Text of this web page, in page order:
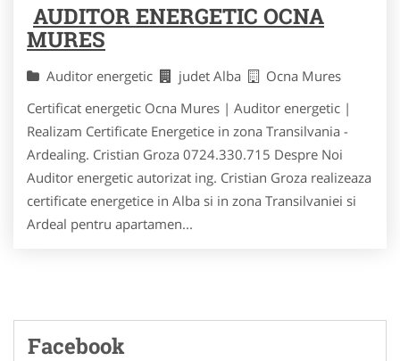
AUDITOR ENERGETIC OCNA
MURES
Auditor energetic judet Alba
Ocna Mures
Certificat energetic Ocna Mures | Auditor energetic |
Realizam Certificate Energetice in zona Transilvania -
Ardealing. Cristian Groza 0724.330.715 Despre Noi
Auditor energetic autorizat ing. Cristian Groza realizeaza
certificate energetice in Alba si in zona Transilvaniei si
Ardeal pentru apartamen...
Facebook